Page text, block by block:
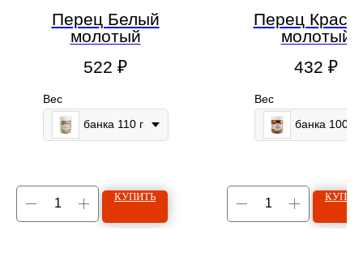
Перец Белый
молотый
522 ₽
Вес
банка 110 г
КУПИТЬ
Перец
молотый
432 ₽
Вес
банка 100г